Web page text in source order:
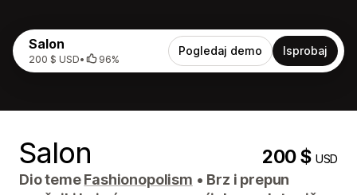
Salon
200 $ USD• 96%
Pogledaj demo Isprobaj
Salon 200 $USD
Dio temeFashionopolism • Brz i prepun